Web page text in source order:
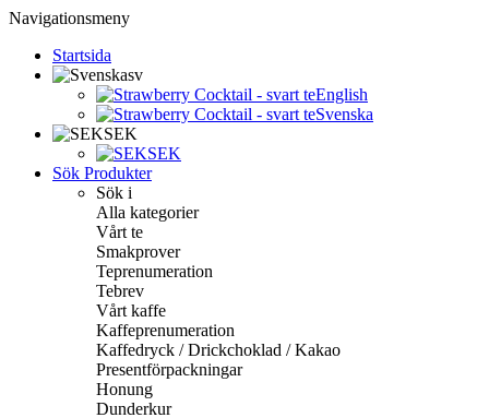
Navigationsmeny
Startsida
sv
English
Svenska
SEK
SEK
Sök Produkter
Sök i
Alla kategorier
Vårt te
Smakprover
Teprenumeration
Tebrev
Vårt kaffe
Kaffeprenumeration
Kaffedryck / Drickchoklad / Kakao
Presentförpackningar
Honung
Dunderkur